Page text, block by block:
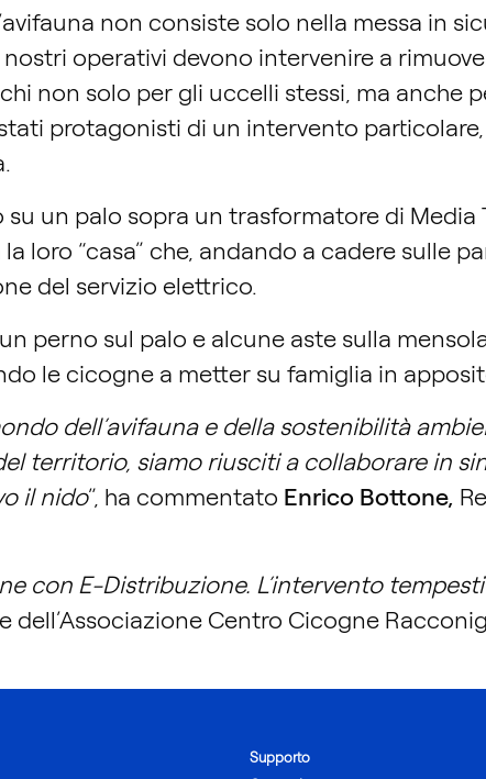
non consiste solo nella messa in
operativi devono intervenire a
non solo per gli uccelli stessi, ma anche
protagonisti di un intervento
un palo sopra un trasformatore di
loro “casa” che, andando a cadere sulle
del servizio elettrico.
perno sul palo e alcune aste sulla
le cicogne a metter su famiglia in
dell’avifauna e della sostenibilità
territorio, siamo riusciti a collaborare in
il nido”, ha commentato Enrico Bottone,
con E-Distribuzione. L’intervento
dell’Associazione Centro Cicogne
Supporto